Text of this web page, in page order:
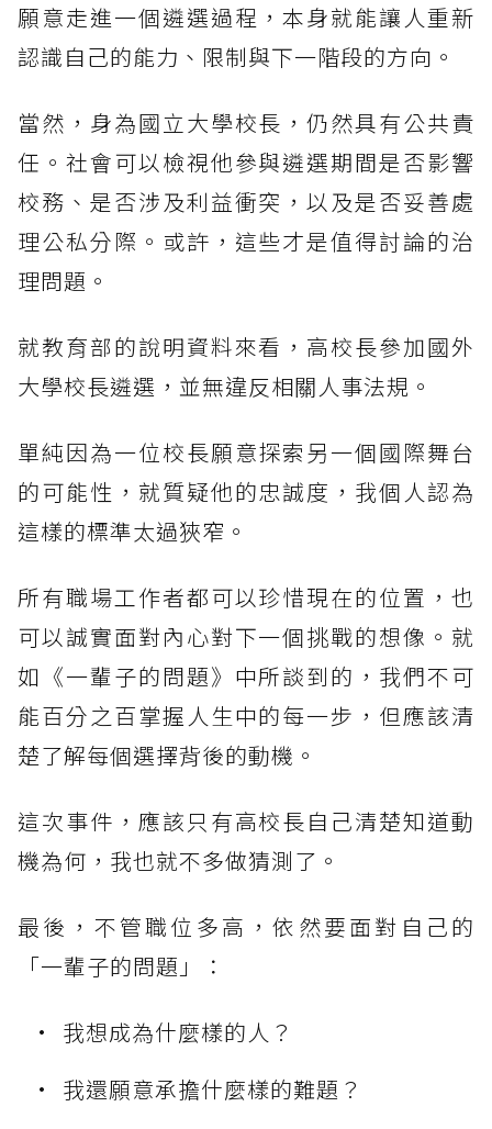
願意走進一個遴選過程，本身就能讓人重新
認識自己的能力、限制與下一階段的方向。
當然，身為國立大學校長，仍然具有公共責
任。社會可以檢視他參與遴選期間是否影響
校務、是否涉及利益衝突，以及是否妥善處
理公私分際。或許，這些才是值得討論的治
理問題。
就教育部的說明資料來看，高校長參加國外
大學校長遴選，並無違反相關人事法規。
單純因為一位校長願意探索另一個國際舞台
的可能性，就質疑他的忠誠度，我個人認為
這樣的標準太過狹窄。
所有職場工作者都可以珍惜現在的位置，也
可以誠實面對內心對下一個挑戰的想像。就
如《一輩子的問題》中所談到的，我們不可
能百分之百掌握人生中的每一步，但應該清
楚了解每個選擇背後的動機。
這次事件，應該只有高校長自己清楚知道動
機為何，我也就不多做猜測了。
最後，不管職位多高，依然要面對自己的
「一輩子的問題」：
我想成為什麼樣的人？
我還願意承擔什麼樣的難題？